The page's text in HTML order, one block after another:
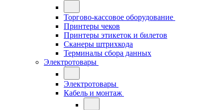
Торгово-кассовое оборудование
Принтеры чеков
Принтеры этикеток и билетов
Сканеры штрихкода
Терминалы сбора данных
Электротовары
Электротовары
Кабель и монтаж